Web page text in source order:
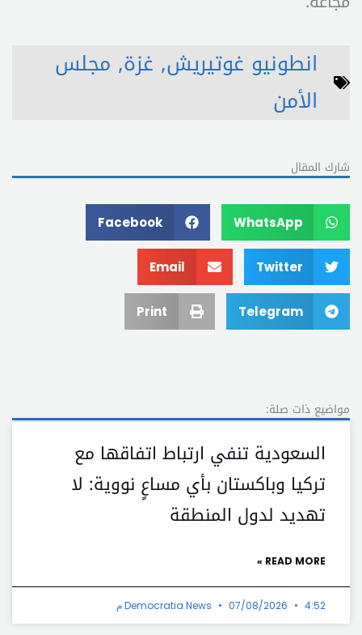
انطونيو غوتيريش, غزة, مجلس
الأمن
شارك المقال
WhatsApp
Facebook
Twitter
Email
Telegram
Print
مواضيع ذات صلة:
السعودية تنفي ارتباط اتفاقها مع
تركيا وباكستان بأي مساعٍ نووية: لا
تهديد لدول المنطقة
READ MORE »
Democratia News 07/08/2026 4:52 م